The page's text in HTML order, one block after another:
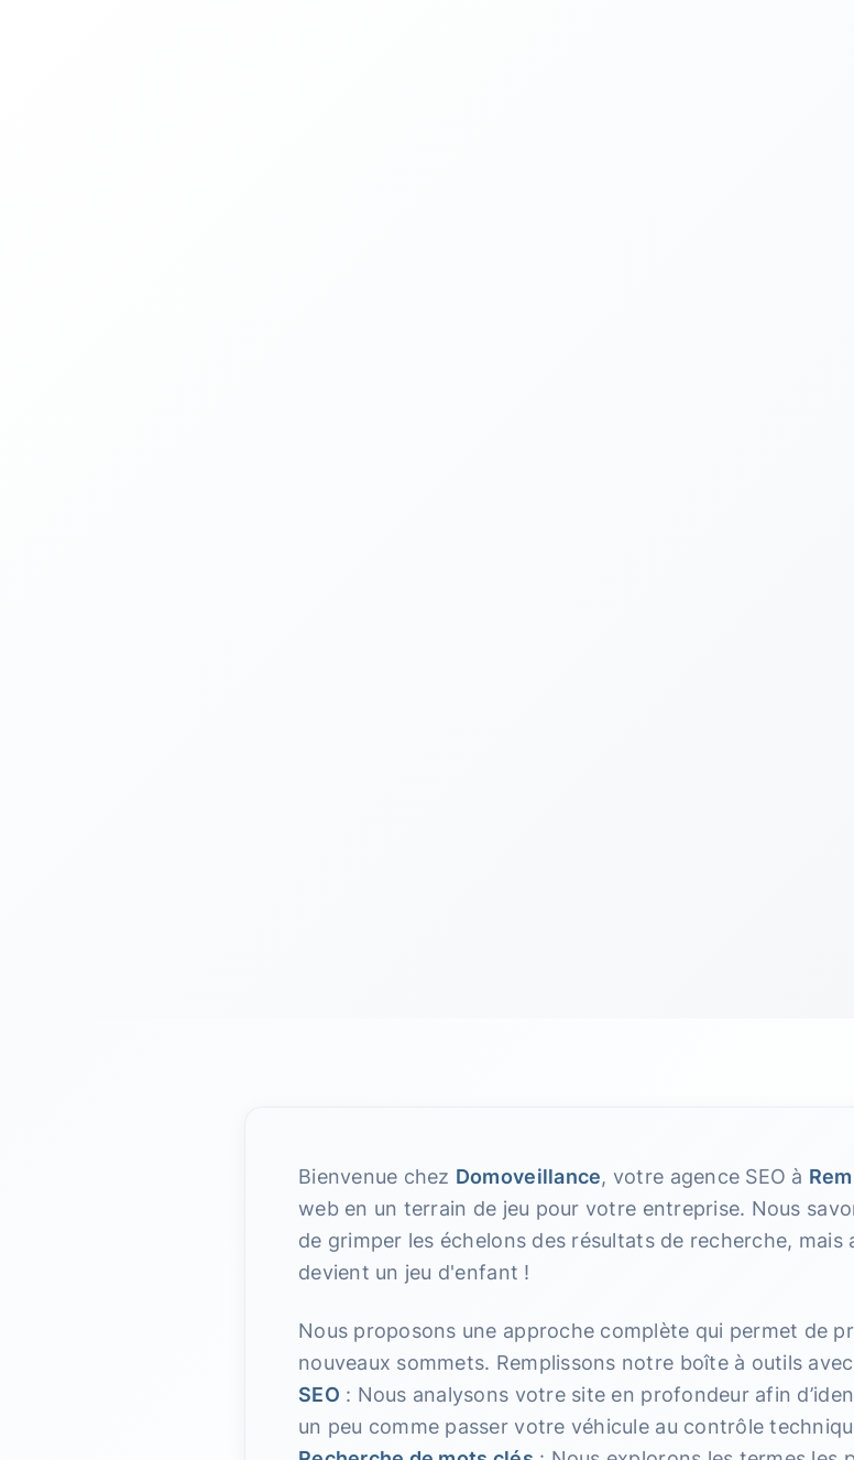
Bienvenue chez Domoveillance, votre agence SEO à
web en un terrain de jeu pour votre entreprise. Nous
de grimper les échelons des résultats de recherche, mais
devient un jeu d'enfant !
Nous proposons une approche complète qui permet de
nouveaux sommets. Remplissons notre boîte à outils
SEO : Nous analysons votre site en profondeur afin
un peu comme passer votre véhicule au contrôle